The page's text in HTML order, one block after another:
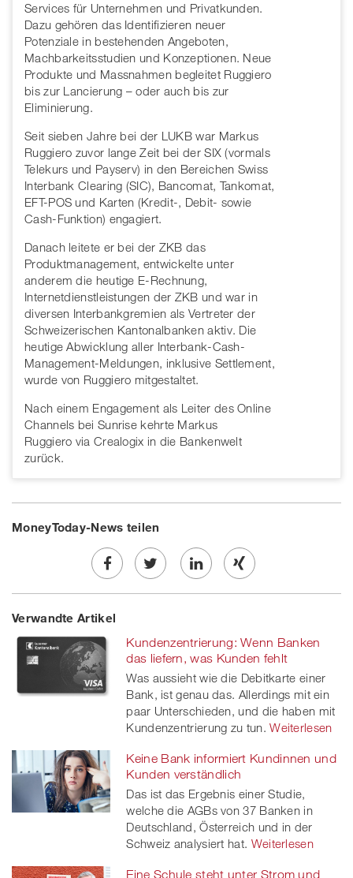
Services für Unternehmen und Privatkunden.
Dazu gehören das Identifizieren neuer
Potenziale in bestehenden Angeboten,
Machbarkeitsstudien und Konzeptionen. Neue
Produkte und Massnahmen begleitet Ruggiero
bis zur Lancierung – oder auch bis zur
Eliminierung.
Seit sieben Jahre bei der LUKB war Markus
Ruggiero zuvor lange Zeit bei der SIX (vormals
Telekurs und Payserv) in den Bereichen Swiss
Interbank Clearing (SIC), Bancomat, Tankomat,
EFT-POS und Karten (Kredit-, Debit- sowie
Cash-Funktion) engagiert.
Danach leitete er bei der ZKB das
Produktmanagement, entwickelte unter
anderem die heutige E-Rechnung,
Internetdienstleistungen der ZKB und war in
diversen Interbankgremien als Vertreter der
Schweizerischen Kantonalbanken aktiv. Die
heutige Abwicklung aller Interbank-Cash-
Management-Meldungen, inklusive Settlement,
wurde von Ruggiero mitgestaltet.
Nach einem Engagement als Leiter des Online
Channels bei Sunrise kehrte Markus
Ruggiero via Crealogix in die Bankenwelt
zurück.
MoneyToday-News teilen
Share
on
Facebook
Twe
on
twitt
er
Share
linkedin
Share
Xing
Verwandte Artikel
Kundenzentrierung: Wenn Banken
das liefern, was Kunden fehlt
Was aussieht wie die Debitkarte einer
Bank, ist genau das. Allerdings mit ein
paar Unterschieden, und die haben mit
Kundenzentrierung zu tun. Weiterlesen
Keine Bank informiert Kundinnen und
Kunden verständlich
Das ist das Ergebnis einer Studie,
welche die AGBs von 37 Banken in
Deutschland, Österreich und in der
Schweiz analysiert hat. Weiterlesen
Eine Schule steht unter Strom und